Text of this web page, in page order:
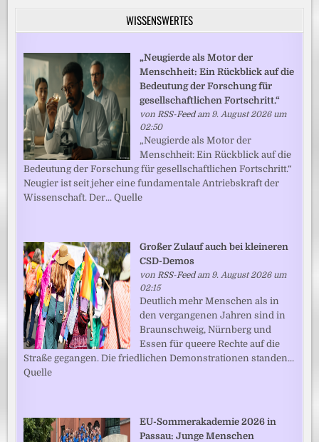
WISSENSWERTES
„Neugierde als Motor der
Menschheit: Ein Rückblick auf die
Bedeutung der Forschung für
gesellschaftlichen Fortschritt.“
von RSS-Feedam 9. August 2026 um
02:50
„Neugierde als Motor der
Menschheit: Ein Rückblick auf die
Bedeutung der Forschung für gesellschaftlichen Fortschritt.“
Neugier ist seit jeher eine fundamentale Antriebskraft der
Wissenschaft. Der... Quelle
Großer Zulauf auch bei kleineren
CSD-Demos
von RSS-Feedam 9. August 2026 um
02:15
Deutlich mehr Menschen als in
den vergangenen Jahren sind in
Braunschweig, Nürnberg und
Essen für queere Rechte auf die
Straße gegangen. Die friedlichen Demonstrationen standen...
Quelle
EU-Sommerakademie 2026 in
Passau: Junge Menschen